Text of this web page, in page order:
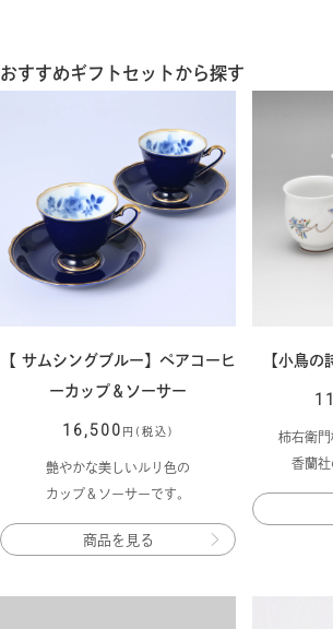
おすすめギフトセットから探す
【 サムシングブルー】ペアコーヒ
ーカップ＆ソーサー
16,500 円(税込)
艶やかな美しいルリ色の
カップ＆ソーサーです。
商品を見る
【小鳥の
柿右衛
香蘭社